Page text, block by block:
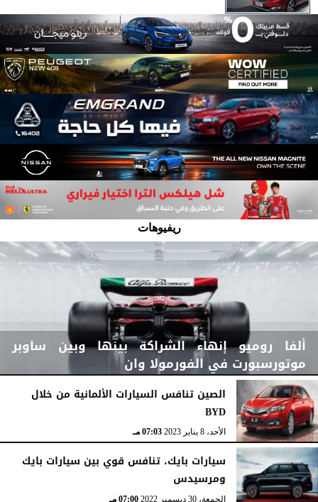
ريفيوهات
ألفا روميو إنهاء الشراكة بينها وبين ساوبر
موتورسبورت في الفورمولا وان
الخميس، 23 نوفمبر 2023 04:31 مـ
الصين تنافس السيارات الألمانية من خلال
BYD
الأحد، 8 يناير 2023 07:03 مـ
سيارات بايك، تنافس قوي بين سيارات بايك
ومرسيدس
الجمعة، 30 ديسمبر 2022 07:00 مـ